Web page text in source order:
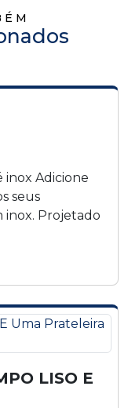
seus
inox. Projetado
LISO E